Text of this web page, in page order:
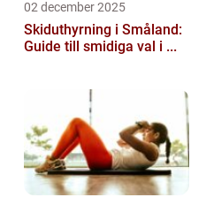
02 december 2025
Skiduthyrning i Småland:
Guide till smidiga val i ...